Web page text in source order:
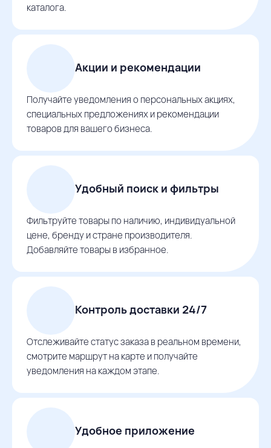
каталога.
Акции и рекомендации
Получайте уведомления о персональных акциях,
специальных предложениях и рекомендации
товаров для вашего бизнеса.
Удобный поиск и фильтры
Фильтруйте товары по наличию, индивидуальной
цене, бренду и стране производителя.
Добавляйте товары в избранное.
Контроль доставки 24/7
Отслеживайте статус заказа в реальном времени,
смотрите маршрут на карте и получайте
уведомления на каждом этапе.
Удобное приложение